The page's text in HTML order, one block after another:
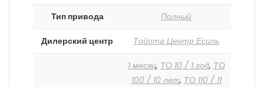
Тип привода Полный
Дилерский центр Тойота Центр Есиль
1 месяц, ТО 10 / 1 год, ТО
100 / 10 лет, ТО 110 / 11